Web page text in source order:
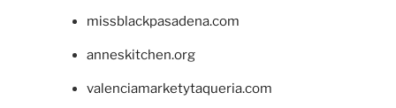
missblackpasadena.com
anneskitchen.org
valenciamarketytaqueria.com